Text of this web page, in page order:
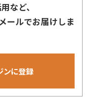
など、
ールでお届けしま
ンに登録